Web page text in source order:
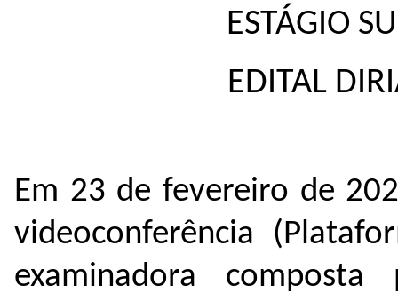
ESTÁGIO
EDITAL
Em 23 de fevereiro de
videoconferência
examinadora